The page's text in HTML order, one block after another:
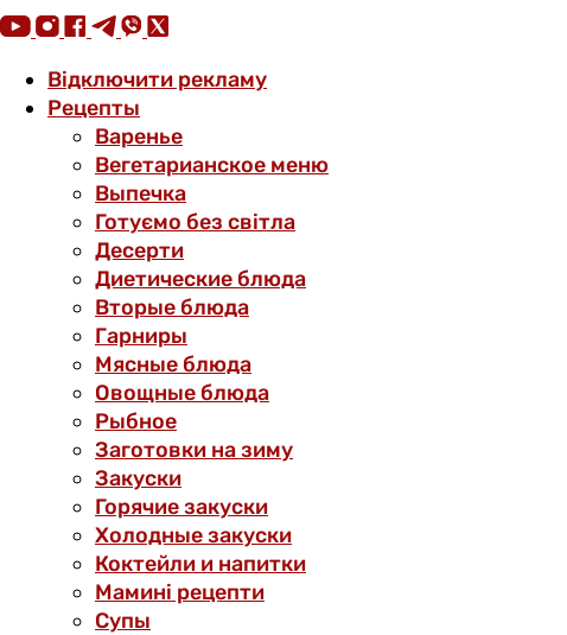
Відключити рекламу
Рецепты
Варенье
Вегетарианское меню
Выпечка
Готуємо без світла
Десерти
Диетические блюда
Вторые блюда
Гарниры
Мясные блюда
Овощные блюда
Рыбное
Заготовки на зиму
Закуски
Горячие закуски
Холодные закуски
Коктейли и напитки
Мамині рецепти
Супы